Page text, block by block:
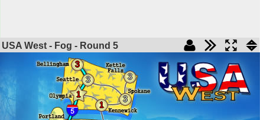
USA West - Fog - Round 5
3
3
1
3
3
1